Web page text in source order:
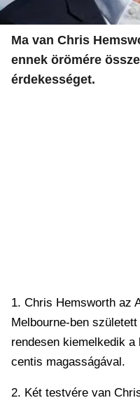
Ma van Chris
ennek örömére
érdekességet.
1. Chris Hemsworth az
Melbourne-ben
rendesen kiemelkedik
centis magasságával.
2. Két testvére van